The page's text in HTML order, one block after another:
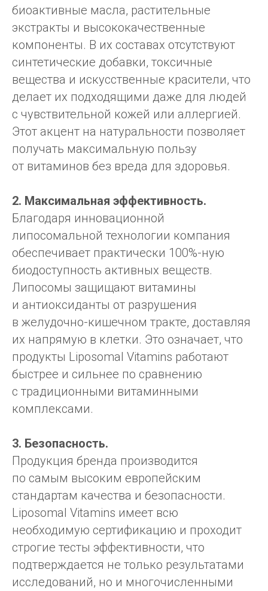
биоактивные масла, растительные
экстракты и высококачественные
компоненты. В их составах отсутствуют
синтетические добавки, токсичные
вещества и искусственные красители, что
делает их подходящими даже для людей
с чувствительной кожей или аллергией.
Этот акцент на натуральности позволяет
получать максимальную пользу
от витаминов без вреда для здоровья.
2. Максимальная эффективность.
Благодаря инновационной
липосомальной технологии компания
обеспечивает практически 100%-ную
биодоступность активных веществ.
Липосомы защищают витамины
и антиоксиданты от разрушения
в желудочно-кишечном тракте, доставляя
их напрямую в клетки. Это означает, что
продукты Liposomal Vitamins работают
быстрее и сильнее по сравнению
с традиционными витаминными
комплексами.
3. Безопасность.
Продукция бренда производится
по самым высоким европейским
стандартам качества и безопасности.
Liposomal Vitamins имеет всю
необходимую сертификацию и проходит
строгие тесты эффективности, что
подтверждается не только результатами
исследований, но и многочисленными
Липосомальные витамины с чистым
и натуральным составом, разработаны
специалистами превентивной медицины
Получите максимум пользы
от липосомальных
витаминов
КУПИТЬ